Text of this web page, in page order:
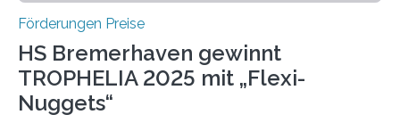
Förderungen Preise
HS Bremerhaven gewinnt
TROPHELIA 2025 mit „Flexi-
Nuggets“